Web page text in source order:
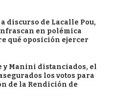
discurso de Lacalle Pou,
en polémica
qué oposición ejercer
y Manini distanciados, el
los votos para
de la Rendición de